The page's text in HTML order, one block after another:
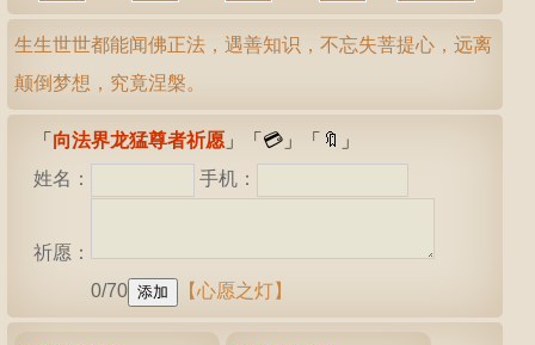
生生世世都能闻佛正法，遇善知识，不忘失菩提心，远离
颠倒梦想，究竟涅槃。
「 向法界龙猛尊者祈愿 」「 💳 」「 🔖 」
姓名：
手机：
祈愿：
0/70
【心愿之灯】